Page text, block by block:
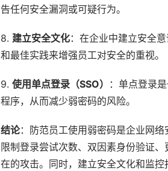
告任何安全漏洞或可疑行为。
8. 建立安全文化：在企业中建立安全
和最佳实践来增强员工对安全的重视。
9. 使用单点登录（SSO）
：单点登录
程序，从而减少弱密码的风险。
结论：防范员工使用弱密码是企业网络
限制登录尝试次数、双因素身份验证
在的攻击。同时，建立安全文化和监